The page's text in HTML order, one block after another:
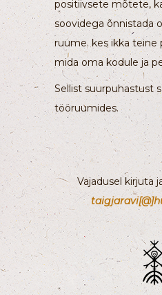
positiivsete mõtete,
soovidega õnnistada
ruume. kes ikka teine
mida oma kodule ja
Sellist suurpuhastust
tööruumides.
Vajadusel kirjuta